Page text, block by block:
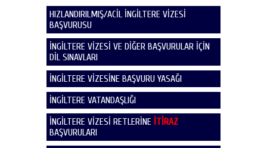
HIZLANDIRILMIŞ/ACİL İNGİLTERE VİZESİ
BAŞVURUSU
İNGİLTERE VİZESİ VE DİĞER BAŞVURULAR İÇİN
DİL SINAVLARI
İNGİLTERE VİZESİNE BAŞVURU YASAĞI
İNGİLTERE VATANDAŞLIĞI
İNGİLTERE VİZESİ RETLERİNE İTİRAZ
BAŞVURULARI